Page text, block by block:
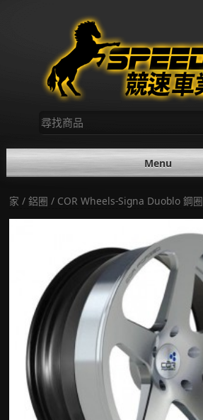
尋
找：
Menu
家 / 鋁圈 / COR Wheels-Signa Duoblo 鋼圈